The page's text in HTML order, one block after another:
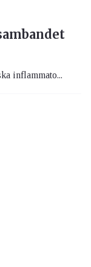
inflammato...